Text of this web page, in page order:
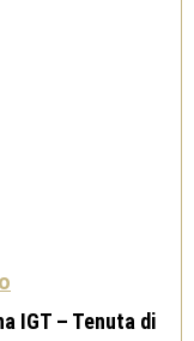
IGT – Tenuta di